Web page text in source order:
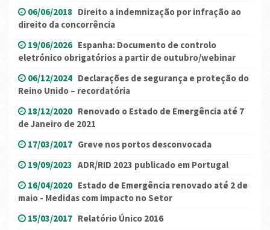
06/06/2018 Direito a indemnização por infração ao
direito da concorrência
19/06/2026 Espanha: Documento de controlo
eletrónico obrigatórios a partir de outubro/webinar
06/12/2024 Declarações de segurança e proteção do
Reino Unido – recordatória
18/12/2020 Renovado o Estado de Emergência até 7
de Janeiro de 2021
17/03/2017 Greve nos portos desconvocada
19/09/2023 ADR/RID 2023 publicado em Portugal
16/04/2020 Estado de Emergência renovado até 2 de
maio - Medidas com impacto no Setor
15/03/2017 Relatório Único 2016